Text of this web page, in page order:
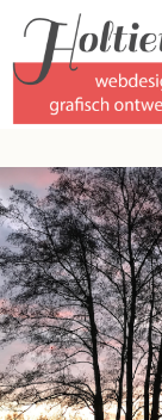
Doorgaan
inhoud